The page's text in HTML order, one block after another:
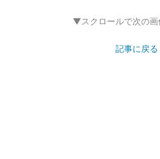
▼スクロールで次の
記事に戻る